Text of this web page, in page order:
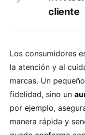
cliente
Los consumidores
la atención y al
marcas. Un
fidelidad, sino un
por ejemplo,
manera rápida y